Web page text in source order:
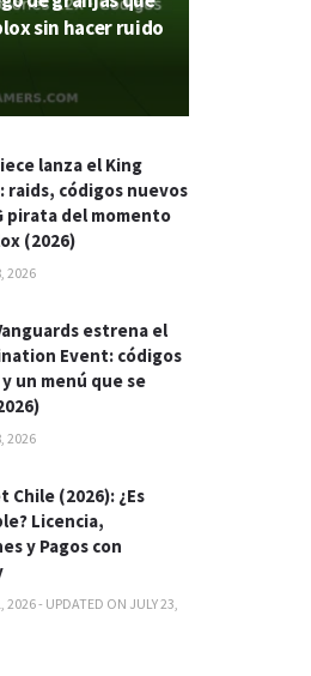
sin hacer ruido
lanza el King
raids, códigos nuevos
pirata del momento
(2026)
2026
estrena el
Event: códigos
un menú que se
2026
Chile (2026): ¿Es
Licencia,
y Pagos con
2026 - UPDATED ON JULY 23,